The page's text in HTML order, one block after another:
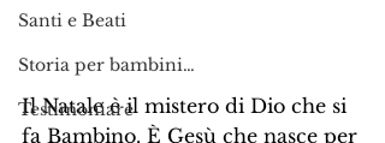
Santi e Beati
Storia per bambini…
Testimoniare
Il Natale è il mistero di Dio che si
fa Bambino. È Gesù che nasce per